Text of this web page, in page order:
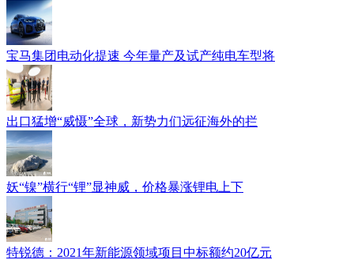
宝马集团电动化提速 今年量产及试产纯电车型将
出口猛增“威慑”全球，新势力们远征海外的拦
妖“镍”横行“锂”显神威，价格暴涨锂电上下
特锐德：2021年新能源领域项目中标额约20亿元